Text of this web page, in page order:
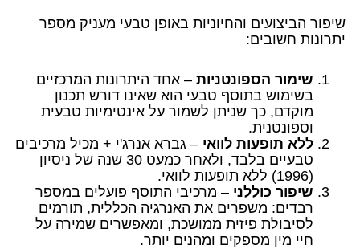
שיפור הביצועים והחיוניות באופן טבעי מעניק מספר
יתרונות חשובים:
שימור הספונטניות – אחד היתרונות המרכזיים
בשימוש בתוסף טבעי הוא שאינו דורש תכנון
מוקדם, כך שניתן לשמור על אינטימיות טבעית
וספונטנית.
ללא תופעות לוואי – גברא אנרג'י + מכיל מרכיבים
טבעיים בלבד, ולאחר כמעט 30 שנה של ניסיון
(1996) ללא תופעות לוואי.
שיפור כוללני – מרכיבי התוסף פועלים במספר
רבדים: משפרים את האנרגיה הכללית, תורמים
לסיבולת פיזית ממושכת, ומאפשרים שמירה על
חיי מין מספקים ומהנים יותר.